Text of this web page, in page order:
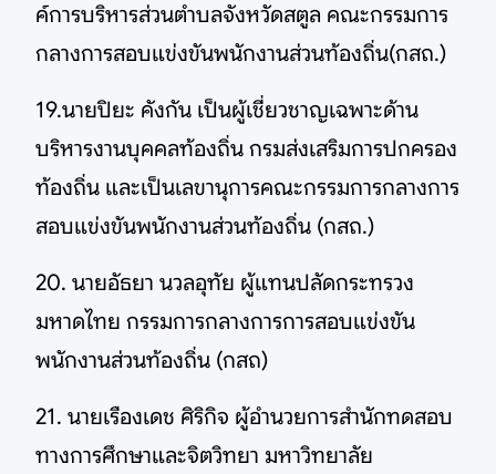
ค์การบริหารส่วนตำบลจังหวัดสตูล คณะกรรมการ
กลางการสอบแข่งขันพนักงานส่วนท้องถิ่น(กสถ.)
19.นายปิยะ คังกัน เป็นผู้เชี่ยวชาญเฉพาะด้าน
บริหารงานบุคคลท้องถิ่น กรมส่งเสริมการปกครอง
ท้องถิ่น และเป็นเลขานุการคณะกรรมการกลางการ
สอบแข่งขันพนักงานส่วนท้องถิ่น (กสถ.)
20. นายอัธยา นวลอุทัย ผู้แทนปลัดกระทรวง
มหาดไทย กรรมการกลางการการสอบแข่งขัน
พนักงานส่วนท้องถิ่น (กสถ)
21. นายเรืองเดช ศิริกิจ ผู้อำนวยการสำนักทดสอบ
ทางการศึกษาและจิตวิทยา มหาวิทยาลัย